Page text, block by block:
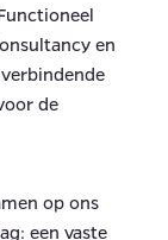
en
de
op ons
een vaste